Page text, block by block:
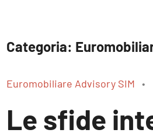
Categoria:
Euromobiliare Advisory SIM
Le sfide